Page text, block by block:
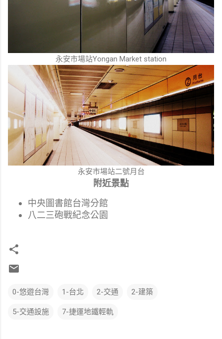
永安市場站Yongan Market station
永安市場站二號月台
附近景點
中央圖書館台灣分館
八二三砲戰紀念公園
0-悠遊台灣 1-台北 2-交通 2-建築
5-交通設施 7-捷運地鐵輕軌